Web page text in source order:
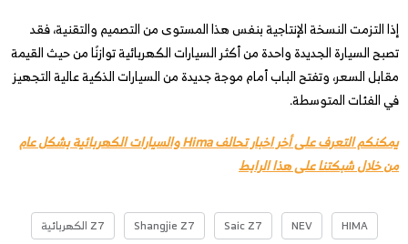
إذا التزمت النسخة الإنتاجية بنفس هذا المستوى من التصميم والتقنية، فقد
تصبح السيارة الجديدة واحدة من أكثر السيارات الكهربائية توازنًا من حيث القيمة
مقابل السعر، وتفتح الباب أمام موجة جديدة من السيارات الذكية عالية التجهيز
في الفئات المتوسطة.
يمكنكم التعرف على أخر اخبار تحالف Hima والسيارات الكهربائية بشكل عام
من خلال شبكتنا على هذا الرابط
HIMA
NEV
Saic Z7
Shangjie Z7
Z7 الكهربائية